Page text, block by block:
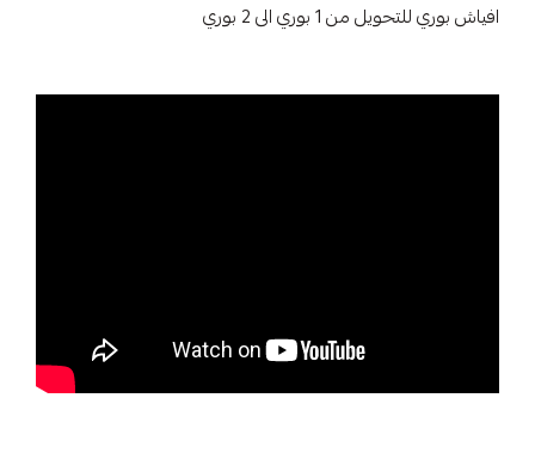
افياش بوري للتحويل من 1 بوري الى 2 بوري